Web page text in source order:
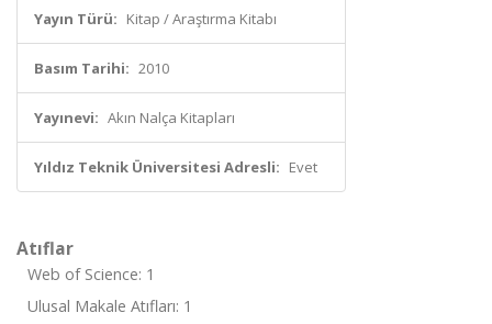
Yayın Türü: Kitap / Araştırma Kitabı
Basım Tarihi: 2010
Yayınevi: Akın Nalça Kitapları
Yıldız Teknik Üniversitesi Adresli: Evet
Atıflar
Web of Science: 1
Ulusal Makale Atıfları: 1